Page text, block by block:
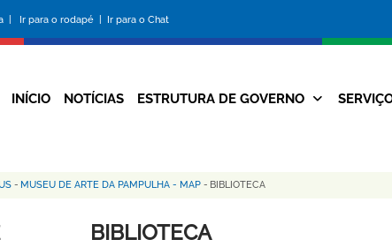
| Ir para o rodapé | Ir para o Chat
da
Prefeitura
Navegação
INÍCIO NOTÍCIAS ESTRUTURA DE GOVERNO
- MUSEU DE ARTE DA PAMPULHA - MAP - BIBLIOTECA
BIBLIOTECA